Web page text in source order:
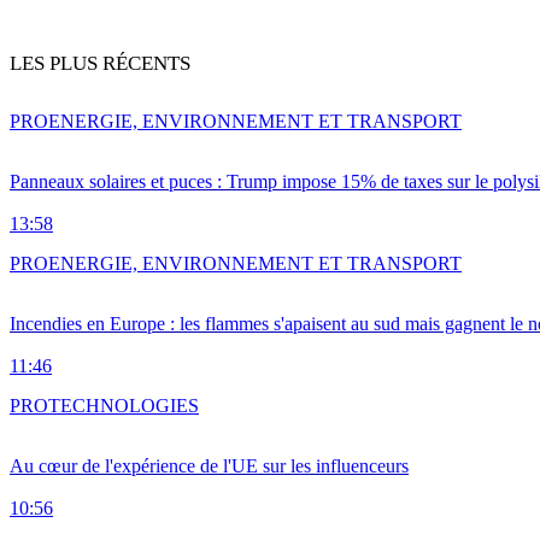
LES PLUS RÉCENTS
Panneaux solaires et puces : Trump impose 15% de taxes sur le
13:58
PROENERGIE, ENVIRONNEMENT ET TRANSPORT
Incendies en Europe : les flammes s'apaisent au sud mais gagnent le
11:46
PROENERGIE, ENVIRONNEMENT ET TRANSPORT
Au cœur de l'expérience de l'UE sur les influenceurs
10:56
PROTECHNOLOGIES